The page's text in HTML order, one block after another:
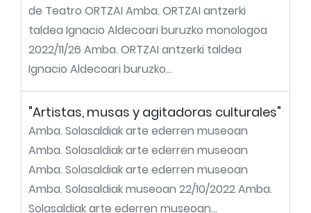
de Teatro ORTZAI Amba. ORTZAI antzerki
taldea Ignacio Aldecoari buruzko monologoa
2022/11/26 Amba. ORTZAI antzerki taldea
Ignacio Aldecoari buruzko...
"Artistas, musas y agitadoras culturales"
Amba. Solasaldiak arte ederren museoan
Amba. Solasaldiak arte ederren museoan
Amba. Solasaldiak arte ederren museoan
Amba. Solasaldiak museoan 22/10/2022 Amba.
Solasaldiak arte ederren museoan...